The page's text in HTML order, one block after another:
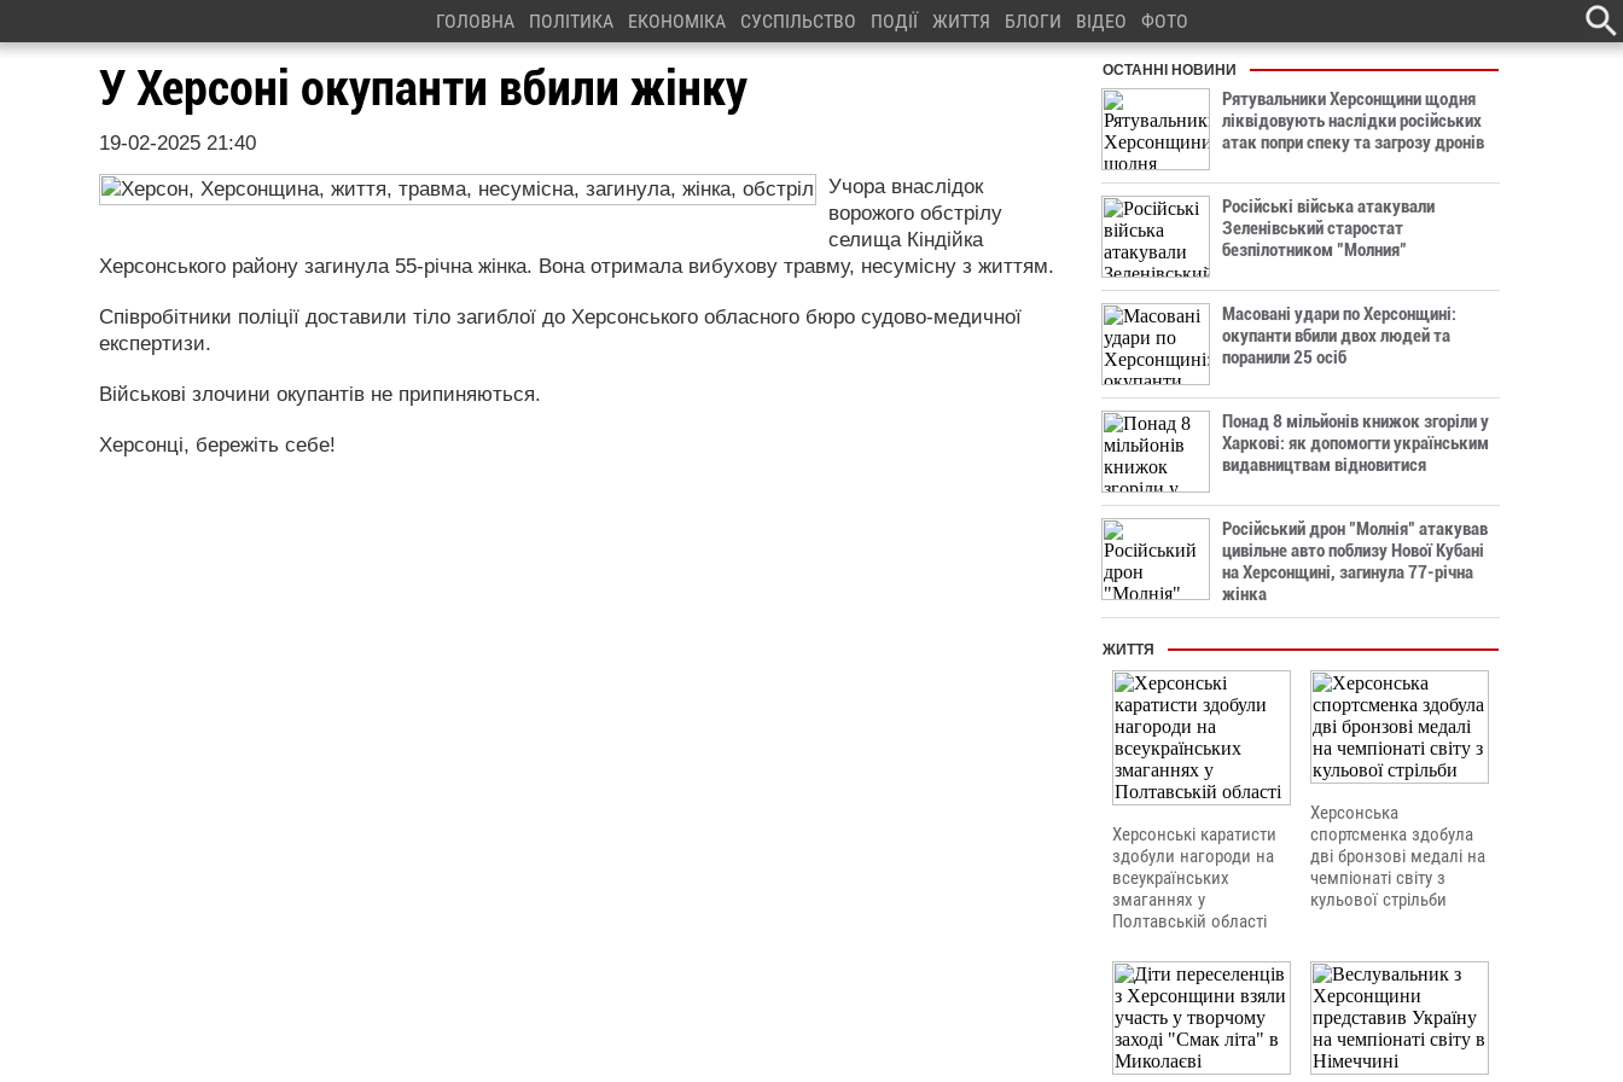
ГОЛОВНА ПОЛІТИКА ЕКОНОМІКА СУСПІЛЬСТВО ПОДІЇ ЖИТТЯ БЛОГИ ВІДЕО ФОТО
У Херсоні окупанти вбили жінку
19-02-2025 21:40
Учора внаслідок
ворожого обстрілу
селища Кіндійка
Херсонського району загинула 55-річна жінка. Вона отримала вибухову травму, несумісну з життям.
Співробітники поліції доставили тіло загиблої до Херсонського обласного бюро судово-медичної
експертизи.
Військові злочини окупантів не припиняються.
Херсонці, бережіть себе!
ОСТАННІ НОВИНИ
Рятувальники Херсонщини щодня
ліквідовують наслідки російських
атак попри спеку та загрозу дронів
Російські війська атакували
Зеленівський старостат
безпілотником "Молния"
Масовані удари по Херсонщині:
окупанти вбили двох людей та
поранили 25 осіб
Понад 8 мільйонів книжок згоріли у
Харкові: як допомогти українським
видавництвам відновитися
Російський дрон "Молнія" атакував
цивільне авто поблизу Нової Кубані
на Херсонщині, загинула 77-річна
жінка
ЖИТТЯ
Херсонські каратисти
здобули нагороди на
всеукраїнських
змаганнях у
Полтавській області
Херсонська
спортсменка здобула
дві бронзові медалі на
чемпіонаті світу з
кульової стрільби